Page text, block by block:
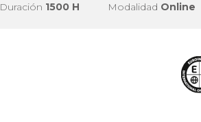
Duración 1500 H Modalidad Online